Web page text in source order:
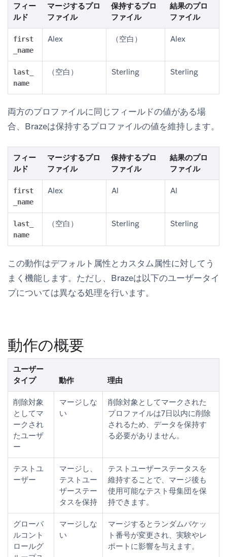
フィー
ルド
マージするプロ
ファイル
保持するプロ
ファイル
結果のプロ
ファイル
first
_name
Alex （空白） Alex
last_
name
（空白） Sterling Sterling
両方のプロファイルに同じフィールドの値がある場
合、Brazeは保持するプロファイルの値を維持します。
フィー
ルド
マージするプロ
ファイル
保持するプロ
ファイル
結果のプロ
ファイル
first
_name
Alex Al Al
last_
name
（空白） Sterling Sterling
この動作はデフォルト属性とカスタム属性に対してう
まく機能します。ただし、Brazeは以下のユーザータイ
プについては異なる処理を行います。
動作の概要
ユーザー
タイプ
動作 理由
削除対象
としてマ
ークされ
たユーザ
ー
マージしな
い
削除対象としてマークされた
プロファイルは7日以内に削除
されるため、データを保持す
る必要がありません。
テストユ
ーザー
マージし、
テストユー
ザーステー
タスを保持
テストユーザーステータスを
維持することで、マージ後も
使用可能なテスト母集団を保
持できます。
グローバ
ルコント
ロールグ
マージしな
い
マージするとランダムバケッ
ト番号が変更され、実験やレ
ポートに影響を与えます。